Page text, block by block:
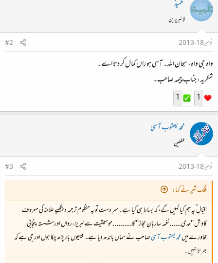
تلمیذ
لائبریرین
نومبر 18، 2013
#2
واہ جی واہ، سبحان اللہ۔ آسی ہوراں کمال کر دتا اے۔
شکریہ، جناب چیمہ صاحب۔
1
1
محمد یعقوب آسی
محفلین
نومبر 18، 2013
#3
فلک شیر نے کہا:
اقبال ؒ پہ ہم کیا کہیں گے، کہ بساط ہی کیا ہے۔سرِ دست تو یہ منظوم ترجمہ دیکھیے علامہؒ کی معروف
کاوش "حدی......نغمہ ساربانِ حجاز" کا..........موسیقیت سے لبریز، رواں اور شستہ پنجابی
محاورے میںمحمد یعقوب آسیصاحب نے سماں باندھ دیا ہے۔ بیسیوں بار پڑھ چکا ہوں اور جی ہے کہ
بھرتا نہیں۔